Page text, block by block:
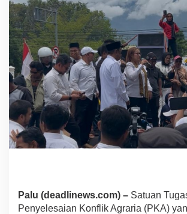
Palu (deadlinews.com) – Satuan
Penyelesaian Konflik Agraria (PKA)